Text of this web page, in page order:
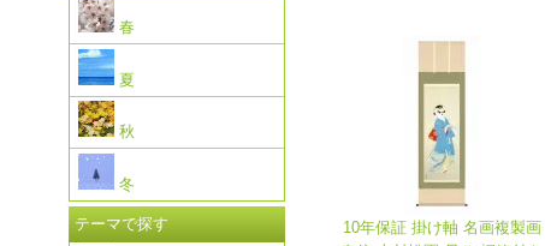
10年保証 掛け軸 名画複製画
春
夏
秋
冬
テーマで探す